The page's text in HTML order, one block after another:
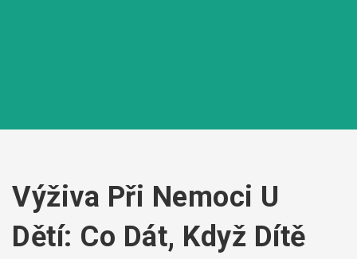
Výživa Při Nemoci U
Dětí: Co Dát, Když Dítě